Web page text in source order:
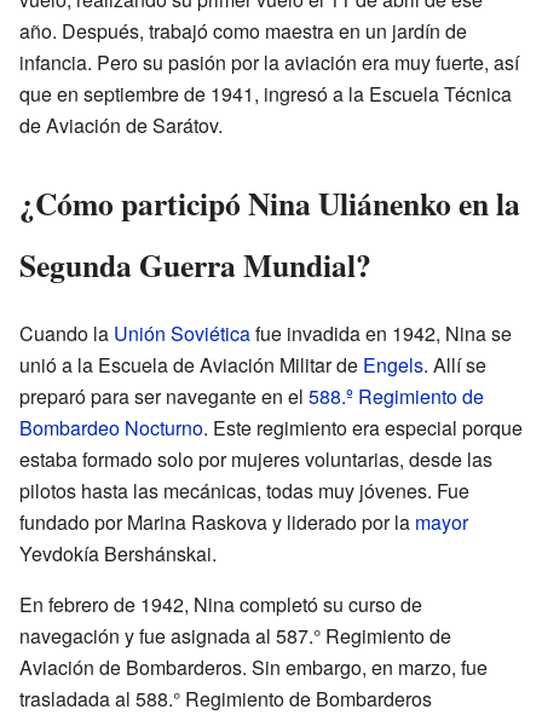
año. Después, trabajó como maestra en un jardín de
infancia. Pero su pasión por la aviación era muy fuerte, así
que en septiembre de 1941, ingresó a la Escuela Técnica
de Aviación de Sarátov.
¿Cómo participó Nina Uliánenko en la
Segunda Guerra Mundial?
Cuando la Unión Soviéticafue invadida en 1942, Nina se
unió a la Escuela de Aviación Militar de Engels. Allí se
preparó para ser navegante en el 588.º Regimiento de
Bombardeo Nocturno. Este regimiento era especial porque
estaba formado solo por mujeres voluntarias, desde las
pilotos hasta las mecánicas, todas muy jóvenes. Fue
fundado por Marina Raskova y liderado por la mayor
Yevdokía Bershánskai.
En febrero de 1942, Nina completó su curso de
navegación y fue asignada al 587.° Regimiento de
Aviación de Bombarderos. Sin embargo, en marzo, fue
trasladada al 588.° Regimiento de Bombarderos